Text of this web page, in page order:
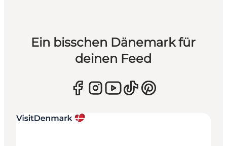
Ein bisschen Dänemark für
deinen Feed